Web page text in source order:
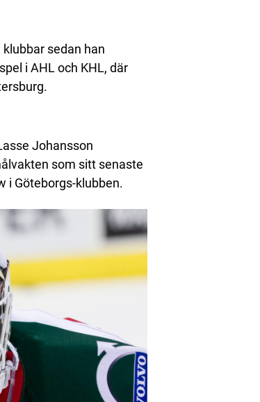
sedan han
i AHL och KHL, där
Johansson
som sitt senaste
i Göteborgs-klubben.